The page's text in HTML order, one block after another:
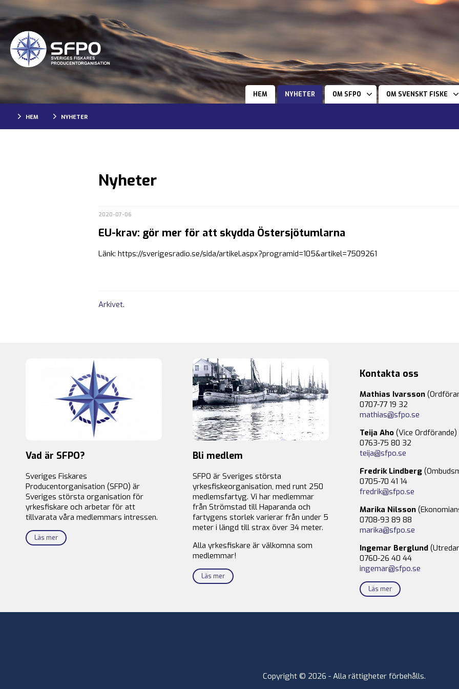
HEM NYHETER OM SFPO OM SVENSKT FISKE
HEM NYHETER
Nyheter
2020-07-06
EU-krav: gör mer för att skydda Östersjötumlarna
Länk: https://sverigesradio.se/sida/artikel.aspx?programid=105&artikel=7509261
Arkivet.
Vad är SFPO?
Sveriges Fiskares
Producentorganisation (SFPO) är
Sveriges största organisation för
yrkesfiskare och arbetar för att
tillvarata våra medlemmars intressen.
Läs mer
Bli medlem
SFPO är Sveriges största
yrkesfiskeorganisation, med runt 250
medlemsfartyg. Vi har medlemmar
från Strömstad till Haparanda och
fartygens storlek varierar från under 5
meter i längd till strax över 34 meter.
Alla yrkesfiskare är välkomna som
medlemmar!
Läs mer
Kontakta oss
Mathias Ivarsson
0707-77 19 32
mathias@sfpo.se
Teija Aho (Vice Ordförande)
0763-75 80 32
teija@sfpo.se
Fredrik Lindberg
0705-70 41 14
fredrik@sfpo.se
Marika Nilsson
0708-93 89 88
marika@sfpo.se
Ingemar Berglund
0760-26 40 44
ingemar@sfpo.se
Läs mer
Copyright © 2026 - Alla rättigheter förbehålls.